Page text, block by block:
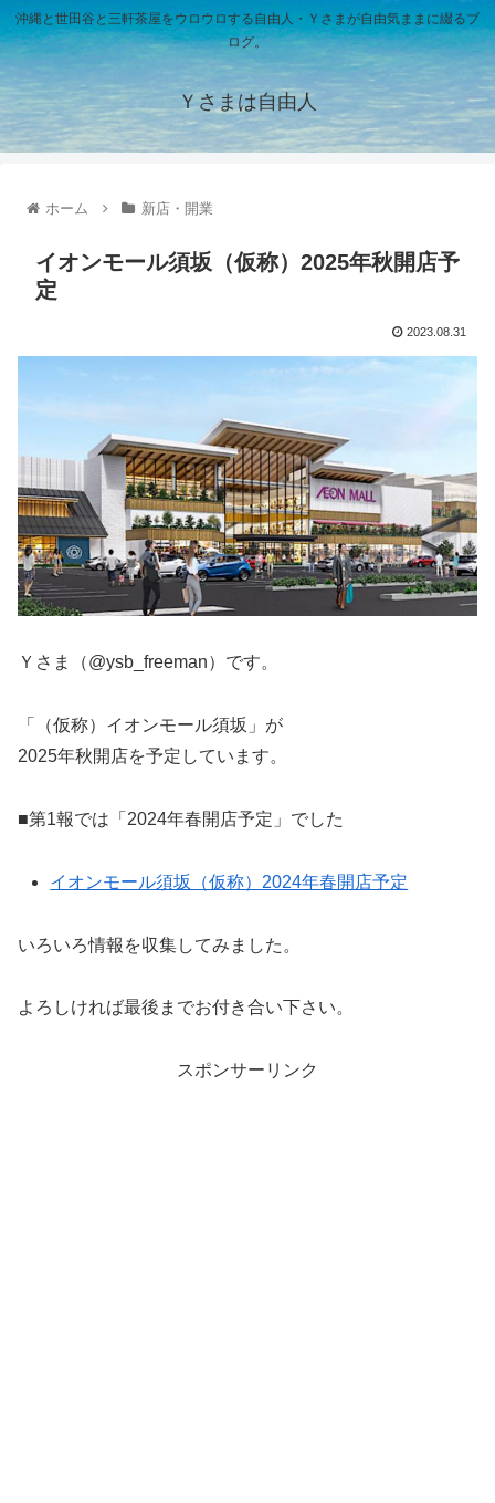
沖縄と世田谷と三軒茶屋をウロウロする自由人・Ｙさまが自由気ままに綴るブ
ログ。
Ｙさまは自由人
ホーム 新店・開業
イオンモール須坂（仮称）2025年秋開店予
定
2023.08.31
Ｙさま（@ysb_freeman）です。
「（仮称）イオンモール須坂」が
2025年秋開店を予定しています。
■第1報では「2024年春開店予定」でした
イオンモール須坂（仮称）2024年春開店予定
いろいろ情報を収集してみました。
よろしければ最後までお付き合い下さい。
スポンサーリンク